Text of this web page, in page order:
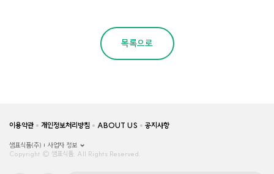
목록으로
이용약관 개인정보처리방침 ABOUT US 공지사항
샘표식품(주)
사업자 정보
Copyright © 샘표식품, All Rights Reserved.